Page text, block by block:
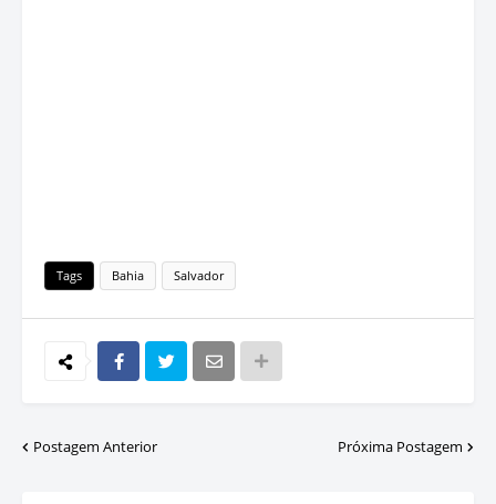
Tags Bahia Salvador
Postagem Anterior Próxima Postagem